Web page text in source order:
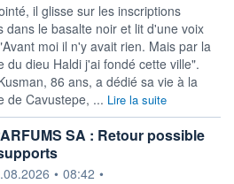
il glisse sur les inscriptions
dans le basalte noir et lit d'une voix
moi il n'y avait rien. Mais par la
du dieu Haldi j'ai fondé cette ville".
86 ans, a dédié sa vie à la
de Cavustepe, ... Lire la suite
SA : Retour possible
fournie par
• 08:42 •